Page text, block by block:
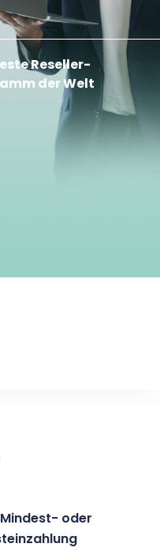
Reseller-
der Welt
oder